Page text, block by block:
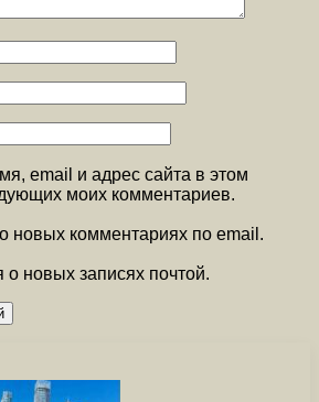
email и адрес сайта в этом
моих комментариев.
новых комментариях по email.
новых записях почтой.